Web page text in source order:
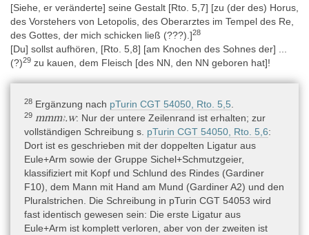
[Siehe, er veränderte] seine Gestalt [Rto. 5,7] [zu (der des) Horus,
des Vorstehers von Letopolis, des Oberarztes im Tempel des Re,
des Gottes, der mich schicken ließ (???).]28
[Du] sollst aufhören, [Rto. 5,8] [am Knochen des Sohnes der] ...
(?)29 zu kauen, dem Fleisch [des NN, den NN geboren hat]!
28 Ergänzung nach pTurin CGT 54050, Rto. 5,5
29 mmmꜣ.w: Nur der untere Zeilenrand ist erhalten; zur
vollständigen Schreibung s. pTurin CGT 54050, Rto. 5,6:
Dort ist es geschrieben mit der doppelten Ligatur aus
Eule+Arm sowie der Gruppe Sichel+Schmutzgeier,
klassifiziert mit Kopf und Schlund des Rindes (Gardiner
F10), dem Mann mit Hand am Mund (Gardiner A2) und den
Pluralstrichen. Die Schreibung in pTurin CGT 54053 wird
fast identisch gewesen sein: Die erste Ligatur aus
Eule+Arm ist komplett verloren, aber von der zweiten ist